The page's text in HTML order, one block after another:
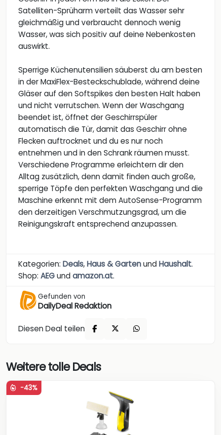
Satelliten-Sprüharm verteilt das Wasser sehr
gleichmäßig und verbraucht dennoch wenig
Wasser, was sich positiv auf deine Nebenkosten
auswirkt.
Sperrige Küchenutensilien säuberst du am besten
in der MaxiFlex-Besteckschublade, während deine
Gläser auf den Softspikes den besten Halt haben
und nicht verrutschen. Wenn der Waschgang
beendet ist, öffnet der Geschirrspüler
automatisch die Tür, damit das Geschirr ohne
Flecken auftrocknet und du es nur noch
entnehmen und in den Schrank räumen musst.
Verschiedene Programme erleichtern dir den
Alltag zusätzlich, denn damit finden auch große,
sperrige Töpfe den perfekten Waschgang und die
Maschine erkennt mit dem AutoSense-Programm
den derzeitigen Verschmutzungsgrad, um die
Reinigungskraft entsprechend anzupassen.
Kategorien: Deals,Haus & GartenundHaushalt.
Shop: AEGundamazon.at.
Gefunden von
DailyDeal Redaktion
Diesen Deal teilen
Weitere tolle Deals
-43%